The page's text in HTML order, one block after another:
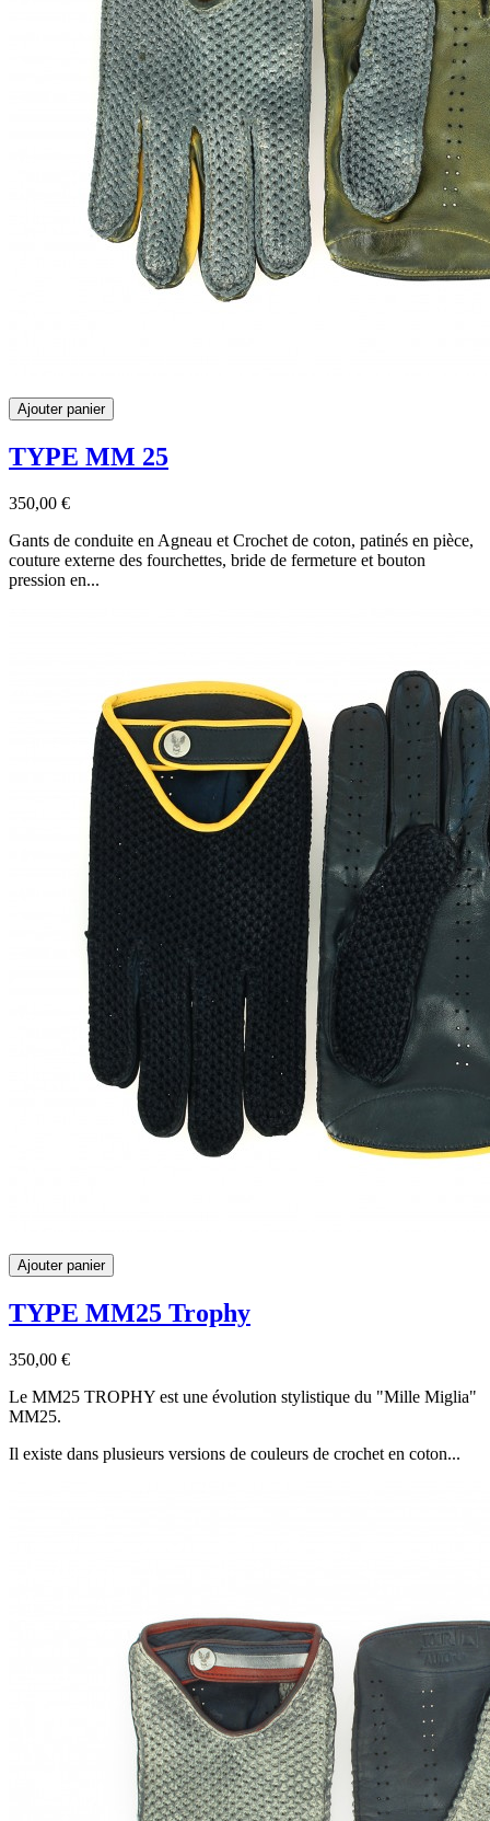
Ajouter panier
TYPE MM 25
350,00 €
Gants de conduite en Agneau et Crochet de coton, patinés en pièce,
couture externe des fourchettes, bride de fermeture et bouton
pression en...
Ajouter panier
TYPE MM25 Trophy
350,00 €
Le MM25 TROPHY est une évolution stylistique du "Mille Miglia"
MM25.
Il existe dans plusieurs versions de couleurs de crochet en coton...